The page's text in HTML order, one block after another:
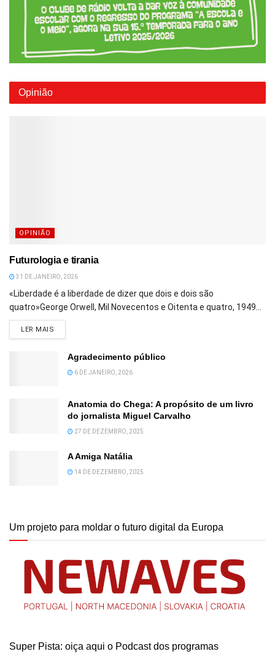
Opinião
OPINIÃO
Futurologia e tirania
31 DE JANEIRO, 2026
«Liberdade é a liberdade de dizer que dois e dois são
quatro»George Orwell, Mil Novecentos e Oitenta e quatro, 1949...
LER MAIS
Agradecimento público
6 DE JANEIRO, 2026
Anatomia do Chega: A propósito de um livro
do jornalista Miguel Carvalho
27 DE DEZEMBRO, 2025
A Amiga Natália
14 DE DEZEMBRO, 2025
Um projeto para moldar o futuro digital da Europa
Super Pista: oiça aqui o Podcast dos programas